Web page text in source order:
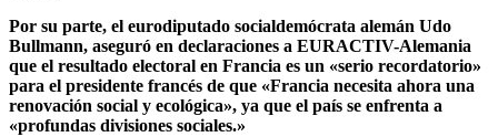
Por su parte, el eurodiputado socialdemócrata alemán Udo
Bullmann, aseguró en declaraciones a EURACTIV-Alemania
que el resultado electoral en Francia es un «serio recordatorio»
para el presidente francés de que «Francia necesita ahora una
renovación social y ecológica», ya que el país se enfrenta a
«profundas divisiones sociales.»